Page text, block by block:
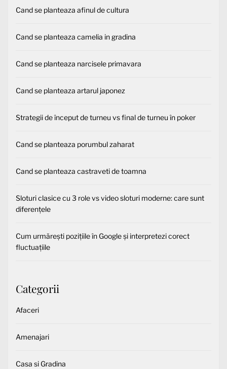
Cand se planteaza afinul de cultura
Cand se planteaza camelia in gradina
Cand se planteaza narcisele primavara
Cand se planteaza artarul japonez
Strategii de început de turneu vs final de turneu în poker
Cand se planteaza porumbul zaharat
Cand se planteaza castraveti de toamna
Sloturi clasice cu 3 role vs video sloturi moderne: care sunt
diferențele
Cum urmărești pozițiile în Google și interpretezi corect
fluctuațiile
Categorii
Afaceri
Amenajari
Casa si Gradina